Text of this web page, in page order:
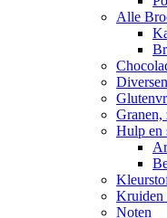
Alle
Granen,
Hulp en
Kruiden
Noten